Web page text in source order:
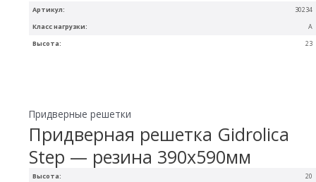
Артикул: 30234
Высота: 23
Класс нагрузки: A
Высота:
20
Придверные решетки
Придверная решетка Gidrolica
Step — резина 390х590мм